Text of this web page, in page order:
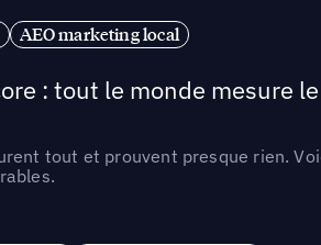
AEO marketing local
: tout le monde mesure
tout et prouvent presque rien.